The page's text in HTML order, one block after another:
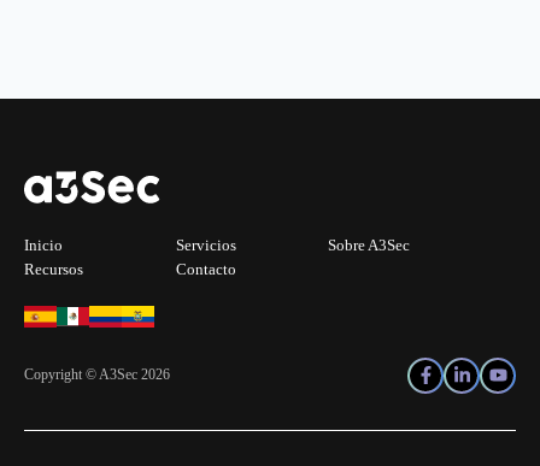
Inicio Servicios
Sobre A3Sec
Recursos
Contacto
Copyright © A3Sec 2026